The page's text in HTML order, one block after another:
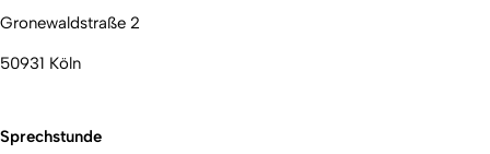
Gronewaldstraße 2
50931 Köln
Sprechstunde